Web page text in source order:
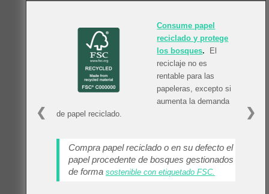
Consume papel
reciclado y protege
los bosques. El
reciclaje no es
rentable para las
papeleras, excepto si
aumenta la demanda
de papel reciclado.
Compra papel reciclado o en su defecto el
papel procedente de bosques gestionados
de forma sostenible con etiquetado FSC.
❮ ❯